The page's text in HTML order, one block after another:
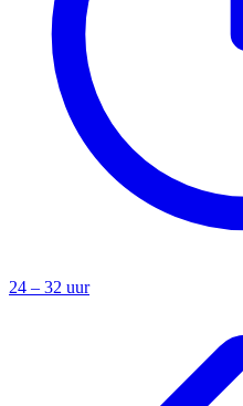
24 – 32 uur